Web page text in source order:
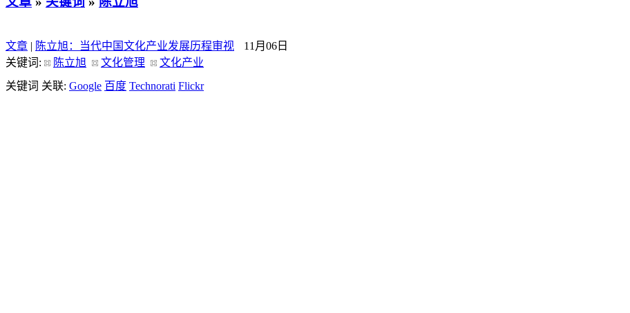
文章 | 陈立旭：当代中国文化产业发展历程审视
11月06日
关键词:
陈立旭 文化管理
文化产业
关键词 关联: Google 百度 Technorati Flickr